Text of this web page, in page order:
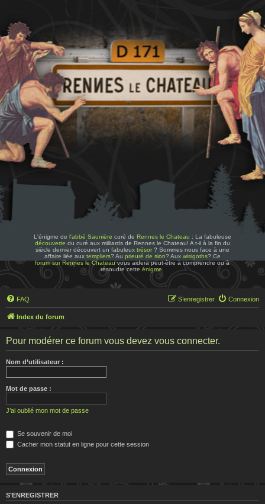
L'énigme de l'abbé Saunière curé de Rennes le Chateau : La fabuleuse
découverte du curé aux milliards de Rennes le Chateau! A t-il à la fin du
siècle dernier découvert un fabuleux trésor? Sommes nous face à une
affaire liée aux templiers? Au prieuré de sion? Aux wisigoths? Ce
forum sur Rennes le Chateauvous aidera peut-être à comprendre ou à
résoudre cetteénigme
FAQ Connexion
S’enregistrer
Index du forum
Pour modérer ce forum vous devez vous connecter.
Nom d’utilisateur :
Mot de passe :
J’ai oublié mon mot de passe
Se souvenir de moi
Cacher mon statut en ligne pour cette session
S’ENREGISTRER